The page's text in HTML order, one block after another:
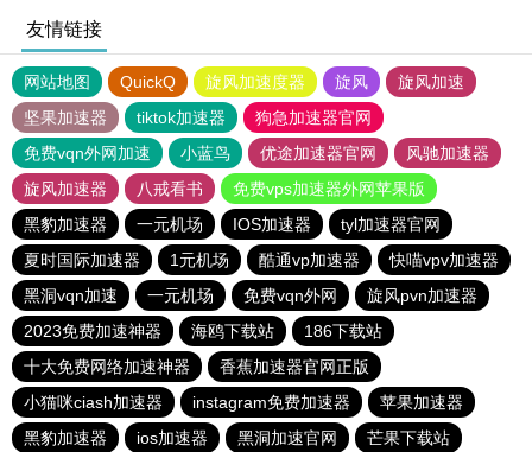
友情链接
网站地图 QuickQ 旋风加速度器 旋风
旋风加速
坚果加速器
tiktok加速器
狗急加速器官网
免费vqn外网加速
小蓝鸟 优途加速器官网
风驰加速器
旋风加速器
八戒看书
免费vps加速器外网苹果版
黑豹加速器
一元机场 IOS加速器
tyl加速器官网
夏时国际加速器
1元机场 酷通vp加速器
快喵vpv加速器
黑洞vqn加速
一元机场 免费vqn外网
旋风pvn加速器
2023免费加速神器
海鸥下载站
186下载站
十大免费网络加速神器
香蕉加速器官网正版
小猫咪ciash加速器
instagram免费加速器
苹果加速器
黑豹加速器
ios加速器 黑洞加速官网 芒果下载站